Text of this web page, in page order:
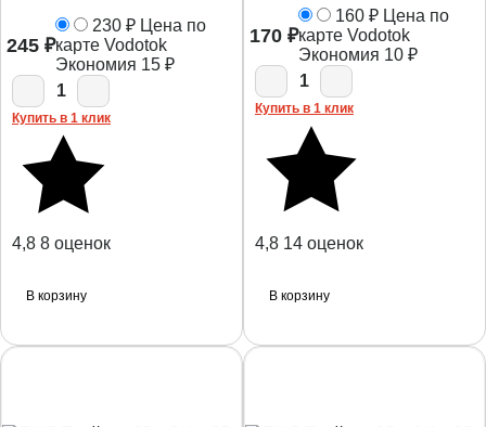
245 ₽
230 ₽ Цена по
карте Vodotok
Экономия 15 ₽
1
Купить в 1 клик
4,8 8 оценок
В корзину
170 ₽
160 ₽ Цена по
карте Vodotok
Экономия 10 ₽
1
Купить в 1 клик
4,8 14 оценок
В корзину